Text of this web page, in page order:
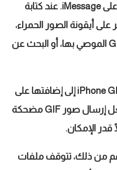
علىiMessage.
عند كتابة
أيقونة الصور الحمراء،
الموصي بها، أو البحث عن
إلى إضافتها على
إرسال صور
مضحكة
الإمكان.
من ذلك، تتوقف ملفات